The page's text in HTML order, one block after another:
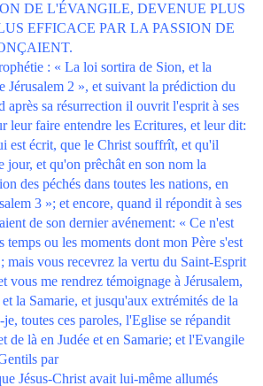
DE L'ÉVANGILE, DEVENUE PLUS
EFFICACE PAR LA PASSION DE
: « La loi sortira de Sion, et la
Jérusalem 2 », et suivant la prédiction du
après sa résurrection il ouvrit l'esprit à ses
leur faire entendre les Ecritures, et leur dit:
est écrit, que le Christ souffrît, et qu'il
jour, et qu'on prêchât en son nom la
des péchés dans toutes les nations, en
3 »; et encore, quand il répondit à ses
de son dernier avénement: « Ce n'est
temps ou les moments dont mon Père s'est
mais vous recevrez la vertu du Saint-Esprit
vous me rendrez témoignage à Jérusalem,
la Samarie, et jusqu'aux extrémités de la
toutes ces paroles, l'Eglise se répandit
de là en Judée et en Samarie; et l'Evangile
par
Jésus-Christ avait lui-même allumés